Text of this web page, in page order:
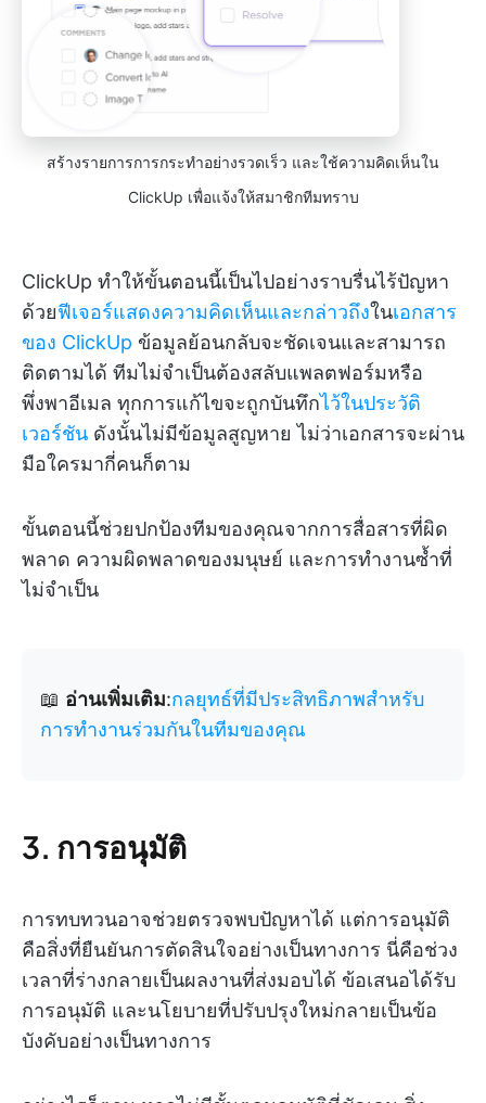
สร้างรายการการกระทำอย่างรวดเร็ว และใช้ความคิดเห็นใน
ClickUp เพื่อแจ้งให้สมาชิกทีมทราบ
ClickUp ทำให้ขั้นตอนนี้เป็นไปอย่างราบรื่นไร้ปัญหา
ด้วยฟีเจอร์แสดงความคิดเห็นและกล่าวถึงในเอกสาร
ของ ClickUp ข้อมูลย้อนกลับจะชัดเจนและสามารถ
ติดตามได้ ทีมไม่จำเป็นต้องสลับแพลตฟอร์มหรือ
พึ่งพาอีเมล ทุกการแก้ไขจะถูกบันทึกไว้ในประวัติ
เวอร์ชัน ดังนั้นไม่มีข้อมูลสูญหาย ไม่ว่าเอกสารจะผ่าน
มือใครมากี่คนก็ตาม
ขั้นตอนนี้ช่วยปกป้องทีมของคุณจากการสื่อสารที่ผิด
พลาด ความผิดพลาดของมนุษย์ และการทำงานซ้ำที่
ไม่จำเป็น
📖 อ่านเพิ่มเติม:กลยุทธ์ที่มีประสิทธิภาพสำหรับ
การทำงานร่วมกันในทีมของคุณ
3. การอนุมัติ
การทบทวนอาจช่วยตรวจพบปัญหาได้ แต่การอนุมัติ
คือสิ่งที่ยืนยันการตัดสินใจอย่างเป็นทางการ นี่คือช่วง
เวลาที่ร่างกลายเป็นผลงานที่ส่งมอบได้ ข้อเสนอได้รับ
การอนุมัติ และนโยบายที่ปรับปรุงใหม่กลายเป็นข้อ
บังคับอย่างเป็นทางการ